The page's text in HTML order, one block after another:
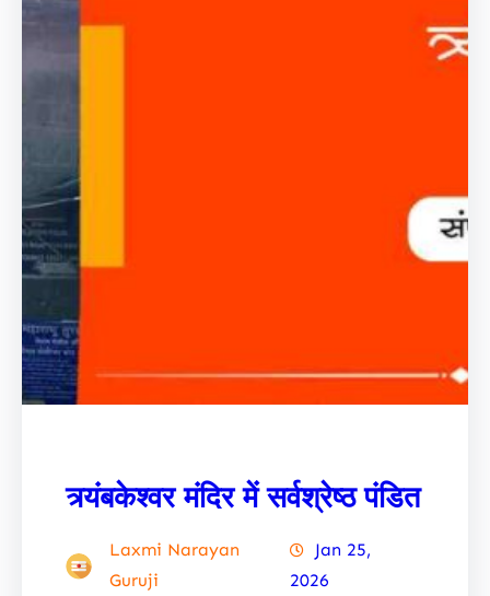
त्र्यंबकेश्वर मंदिर में सर्वश्रेष्ठ पंडित
Laxmi Narayan
Guruji
Jan 25,
2026